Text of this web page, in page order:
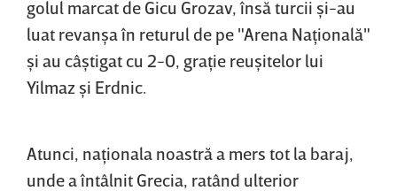
golul marcat de Gicu Grozav, însă turcii şi-au
luat revanşa în returul de pe "Arena Naţională"
şi au câştigat cu 2-0, graţie reuşitelor lui
Yilmaz şi Erdnic.
Atunci, naţionala noastră a mers tot la baraj,
unde a întâlnit Grecia, ratând ulterior